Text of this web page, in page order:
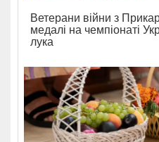
Ветерани війни з
медалі на чемпіонаті
лука